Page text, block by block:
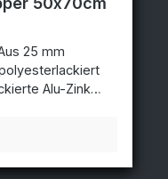
25 mm
Alu-Zink
weiß -